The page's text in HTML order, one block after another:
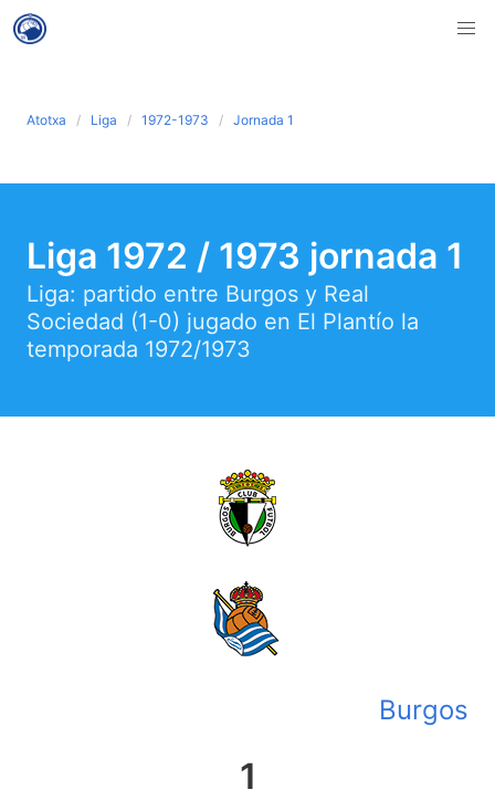
Atotxa Liga 1972-1973 Jornada 1
Liga 1972 / 1973 jornada 1
Liga: partido entre Burgos y Real
Sociedad (1-0) jugado en El Plantío la
temporada 1972/1973
Burgos
1